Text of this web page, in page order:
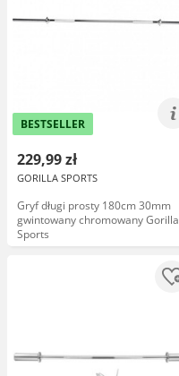
BESTSELLER
229,99 zł
GORILLA SPORTS
Gryf długi prosty 180cm 30mm
gwintowany chromowany Gorilla
Sports